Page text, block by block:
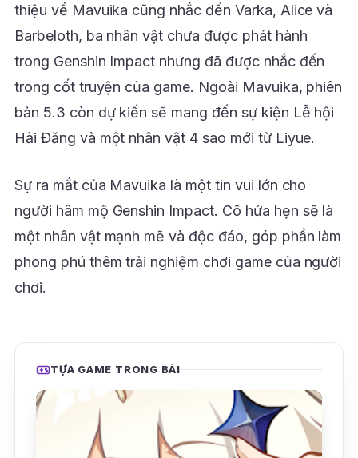
thiệu về Mavuika cũng nhắc đến Varka, Alice và
Barbeloth, ba nhân vật chưa được phát hành
trong Genshin Impact nhưng đã được nhắc đến
trong cốt truyện của game. Ngoài Mavuika, phiên
bản 5.3 còn dự kiến sẽ mang đến sự kiện Lễ hội
Hải Đăng và một nhân vật 4 sao mới từ Liyue.
Sự ra mắt của Mavuika là một tin vui lớn cho
người hâm mộ Genshin Impact. Cô hứa hẹn sẽ là
một nhân vật mạnh mẽ và độc đáo, góp phần làm
phong phú thêm trải nghiệm chơi game của người
chơi.
TỰA GAME TRONG BÀI